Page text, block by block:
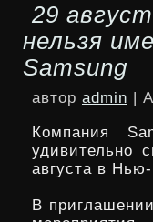
в
29
нельзя
Samsung
автор admin |
Компания
удивительно
августа в
В